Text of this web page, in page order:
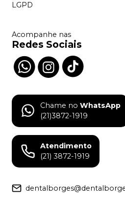
LGPD
Acompanhe nas
Redes Sociais
Chame no WhatsApp
(21)3872-1919
Atendimento
(21) 3872-1919